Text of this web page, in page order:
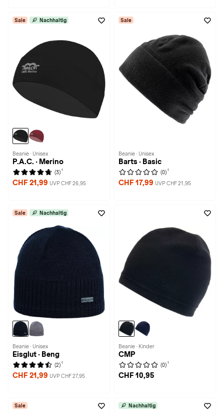
Sale Nachhaltig
Beanie · Unisex
P.A.C. · Merino
(3) 1
CHF 21,99 UVP CHF 26,95
Sale
Beanie · Unisex
Barts · Basic
(0) 1
CHF 17,99 UVP CHF 21,95
Sale Nachhaltig
Beanie · Unisex
Eisglut · Beng
(2) 1
CHF 21,99 UVP CHF 27,95
Beanie · Kinder
CMP
(0) 1
CHF 10,95
Sale Nachhaltig